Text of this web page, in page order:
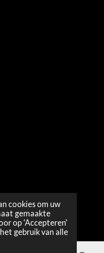
cookies om uw
gemaakte
op ‘Accepteren’
gebruik van alle